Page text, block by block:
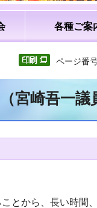
各種ご案
ページ番
宮崎吾一議
とから、長い時間